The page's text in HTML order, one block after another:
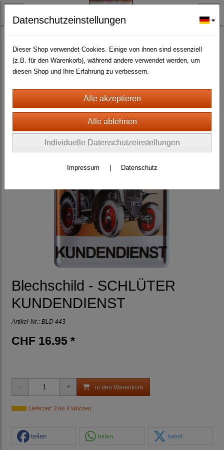
BLECH- + HOLZSCHILDER-MAGNETE
BLECHSCHILDER CA. 20 X 30 CM
Traktoren und Landwirtschaft(147)
Blechschild - SCHLÜTER
KUNDENDIENST
Artikel-Nr.: BLD 443
CHF 16.95 *
in den Warenkorb
Lieferzeit: 3 bis 4 Wochen
teilen teilen tweet
Datenschutzeinstellungen
Dieser Shop verwendet Cookies. Einige von ihnen sind essenziell
(z.B. für den Warenkorb), während andere verwendet werden, um
diesen Shop und Ihre Erfahrung zu verbessern.
Individuelle Datenschutzeinstellungen
Impressum Datenschutz